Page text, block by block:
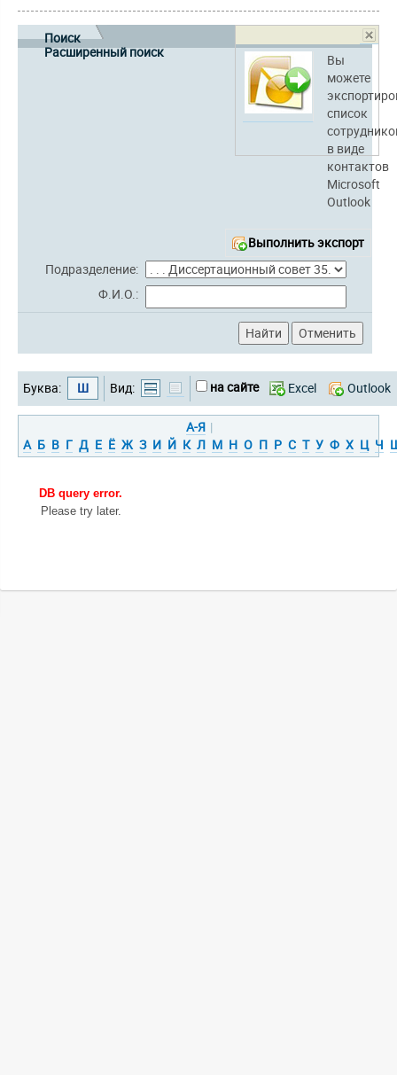
Вы
можете
список
в виде
контактов
Microsoft
Outlook
Выполнить экспорт
Поиск
Расширенный поиск
Подразделение:
Ф.И.О.:
Буква: Ш Вид: на сайте Excel Outlook
А-Я |
А Б В Г Д Е Ё Ж З И Й К Л М Н О П Р С Т У Ф Х Ц Ч
DB query error.
Please try later.